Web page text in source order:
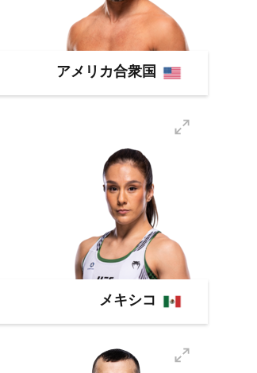
アメリカ合衆国
メキシコ